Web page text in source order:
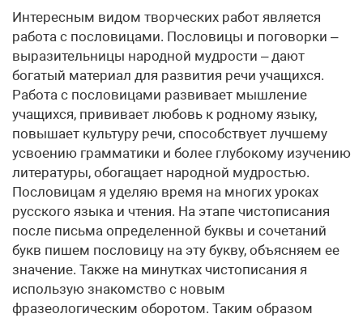
Интересным видом творческих работ является
работа с пословицами. Пословицы и поговорки –
выразительницы народной мудрости – дают
богатый материал для развития речи учащихся.
Работа с пословицами развивает мышление
учащихся, прививает любовь к родному языку,
повышает культуру речи, способствует лучшему
усвоению грамматики и более глубокому изучению
литературы, обогащает народной мудростью.
Пословицам я уделяю время на многих уроках
русского языка и чтения. На этапе чистописания
после письма определенной буквы и сочетаний
букв пишем пословицу на эту букву, объясняем ее
значение. Также на минутках чистописания я
использую знакомство с новым
фразеологическим оборотом. Таким образом